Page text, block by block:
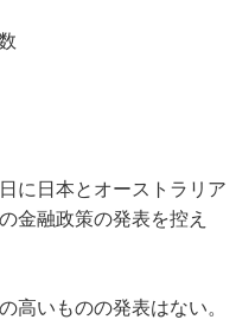
に日本とオーストラリア
金融政策の発表を控え
高いものの発表はない。